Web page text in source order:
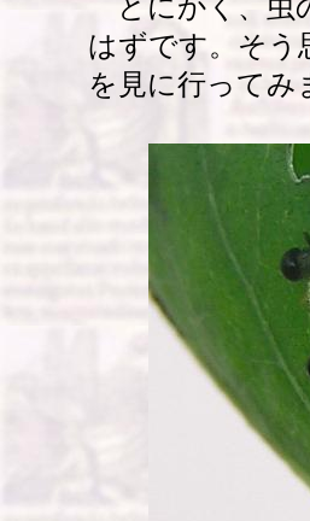
とにかく、虫
はずです。そう
を見に行ってみ